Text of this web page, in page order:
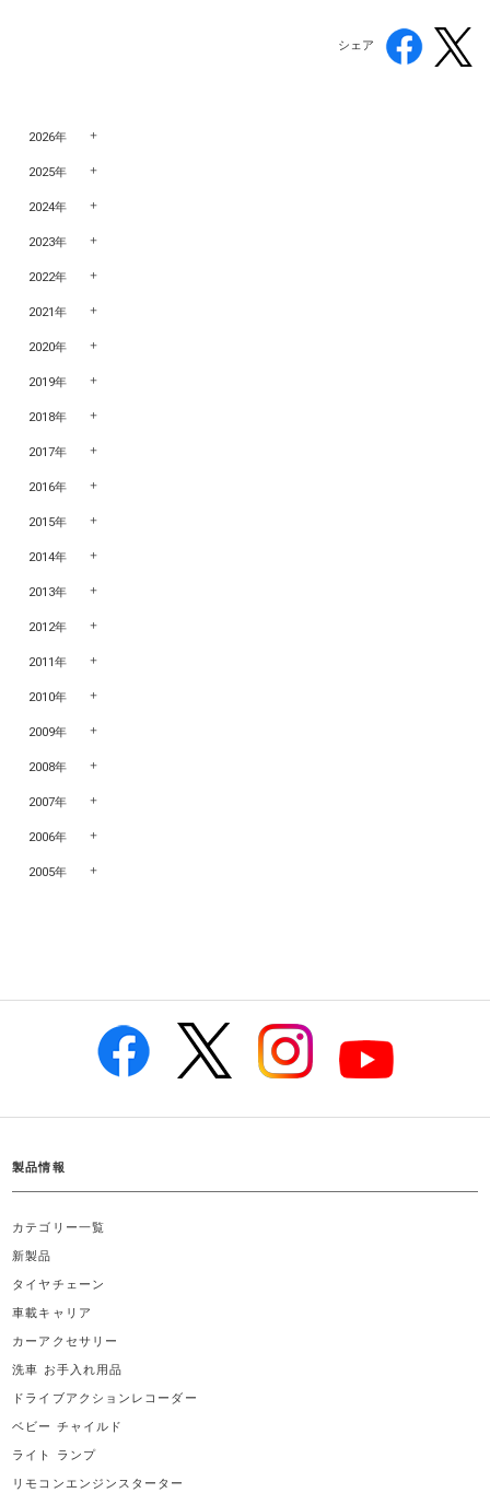
シェア
2026年
2025年
2024年
2023年
2022年
2021年
2020年
2019年
2018年
2017年
2016年
2015年
2014年
2013年
2012年
2011年
2010年
2009年
2008年
2007年
2006年
2005年
製品情報
カテゴリー一覧
新製品
タイヤチェーン
車載キャリア
カーアクセサリー
洗車 お手入れ用品
ドライブアクションレコーダー
ベビー チャイルド
ライト ランプ
リモコンエンジンスターター